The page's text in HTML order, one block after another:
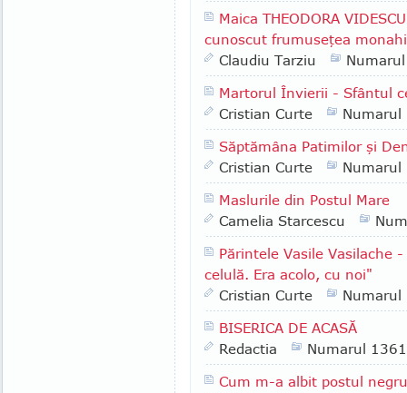
Maica THEODORA
cunoscut frumuseţea
Claudiu Tarziu
Martorul Învierii - Sfântul
Cristian Curte
Numarul
Săptămâna Patimilor şi
Cristian Curte
Numarul
Maslurile din Postul Mare
Camelia Starcescu
Părintele Vasile Vasilache
celulă. Era acolo, cu noi"
Cristian Curte
Numarul
BISERICA DE ACASĂ
Redactia
Numarul 1361
Cum m-a albit postul negru